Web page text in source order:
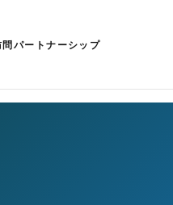
パートナーシップ